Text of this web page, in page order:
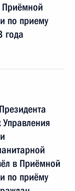
по приему
года
в Приёмной
по приёму